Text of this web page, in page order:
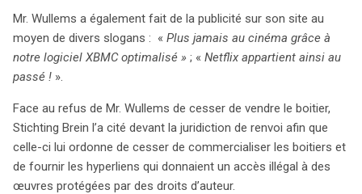
soulève des questions cruciales sur la responsabilité
des intermédiaires dans la diffusion de contenus
protégés, et attend la décision de la Cour de Justice
pour trancher cette affaire délicate.
Mr. Wullems a également fait de la publicité sur son site au
moyen de divers slogans : « Plus jamais au cinéma grâce à
notre logiciel XBMC optimalisé » ; « Netflix appartient ainsi au
passé ! ».
Face au refus de Mr. Wullems de cesser de vendre le boitier,
Stichting Brein l’a cité devant la juridiction de renvoi afin que
celle-ci lui ordonne de cesser de commercialiser les boitiers et
de fournir les hyperliens qui donnaient un accès illégal à des
œuvres protégées par des droits d’auteur.